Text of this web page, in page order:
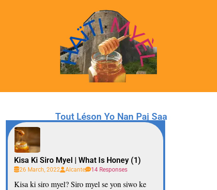
Tout Léson Yo Nan Paj Saa
Kisa Ki Siro Myel | What Is Honey (1)
26 March, 2022 Alcante 14 Responses
Kisa ki siro myel? Siro myel se yon siwo ke